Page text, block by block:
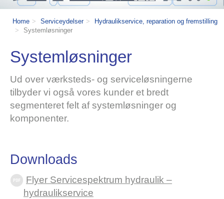
Home Serviceydelser
Hydraulikservice, reparation og fremstilling
Systemløsninger
Systemløsninger
Ud over værksteds- og serviceløsningerne
tilbyder vi også vores kunder et bredt
segmenteret felt af systemløsninger og
komponenter.
Downloads
Flyer Servicespektrum hydraulik –
hydraulikservice